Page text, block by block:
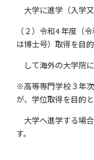
大学に進学（入学
（２）令和4年度（令
は博士号）取得を目
して海外の大学院
※高等専門学校３年
が、学位取得を目的
大学へ進学する場
す。